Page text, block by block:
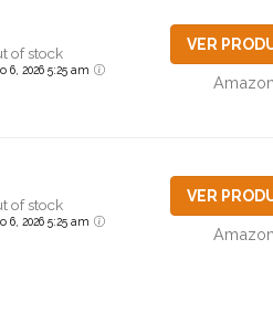
of stock
6, 2026 5:25 am
VER
of stock
6, 2026 5:25 am
VER